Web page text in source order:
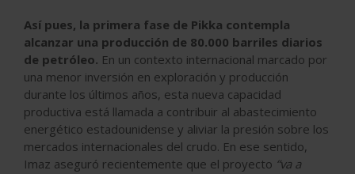
Así pues, la primera fase de Pikka contempla
alcanzar una producción de 80.000 barriles diarios
de petróleo. En un contexto internacional marcado por
una menor inversión en exploración y producción
durante los últimos años, esta nueva capacidad
productiva está llamada a contribuir al abastecimiento
energético estadounidense y aliviar la presión sobre los
mercados internacionales del crudo. En ese sentido,
Imaz aseguró recientemente que el proyecto “va a